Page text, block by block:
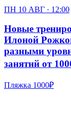
ПН 10 АВГ · 12:00
Новые
Илоной
разными
занятий от
Пляжка 1000₽